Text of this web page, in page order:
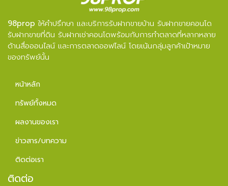
98prop ให้คำปรึกษา และบริการรับฝากขายบ้าน รับฝากขายคอนโด
รับฝากขายที่ดิน รับฝากเช่าคอนโดพร้อมกับการทำตลาดที่หลากหลาย
ด้านสื่อออนไลน์ และการตลาดออฟไลน์ โดยเน้นกลุ่มลูกค้าเป้าหมาย
ของทรัพย์นั้น
หน้าหลัก
ทรัพย์ทั้งหมด
ผลงานของเรา
ข่าวสาร/บทความ
ติดต่อเรา
ติดต่อ